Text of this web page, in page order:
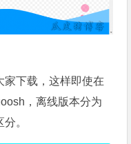
家下载，这样即使在
，离线版本分为
。